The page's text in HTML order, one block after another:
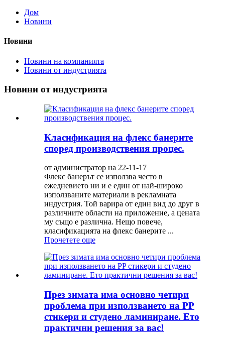
Дом
Новини
Новини
Новини на компанията
Новини от индустрията
Новини от индустрията
Класификация на флекс банерите
според производствения процес.
от администратор на 22-11-17
Флекс банерът се използва често в
ежедневието ни и е един от най-широко
използваните материали в рекламната
индустрия. Той варира от един вид до друг в
различните области на приложение, а цената
му също е различна. Нещо повече,
класификацията на флекс банерите ...
Прочетете още
През зимата има основно четири
проблема при използването на PP
стикери и студено ламиниране. Ето
практични решения за вас!